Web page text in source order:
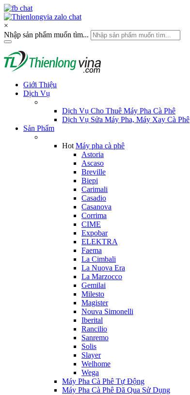
×
Nhập sản phẩm muốn tìm...
Giới Thiệu
Dịch Vụ
Dịch Vụ Cho Thuê Máy Pha Cà Phê
Dịch Vụ Sửa Máy Pha, Máy Xay Cà Phê
Sản Phẩm
Hot Máy pha cà phê
Astoria
Ascaso
Breville
Biepi
Carimali
Casadio
Casanova
Corrima
CIME
Expobar
ELEKTRA
Faema
La Cimbali
La Nuova Era
La Marzocco
Gemilai
Milesto
Magister
Nouva Simonelli
Iberital
Rancilio
Sanremo
Solis
Slayer
Welhome
Wega
Máy Pha Cà Phê Tự Động
Máy Pha Cà Phê Đã Qua Sử Dụng